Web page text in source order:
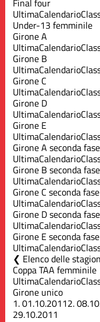
UltimaCalendario
Under-13 femminile
Girone A
UltimaCalendario
Girone B
UltimaCalendario
Girone C
UltimaCalendario
Girone D
UltimaCalendario
Girone E
UltimaCalendario
Girone A seconda fase
UltimaCalendario
Girone B seconda fase
UltimaCalendario
Girone C seconda fase
UltimaCalendario
Girone D seconda fase
UltimaCalendario
Girone E seconda fase
UltimaCalendario
Elenco delle
Coppa TAA
UltimaCalendario
Girone unico
1.01.10.20112.
29.10.2011